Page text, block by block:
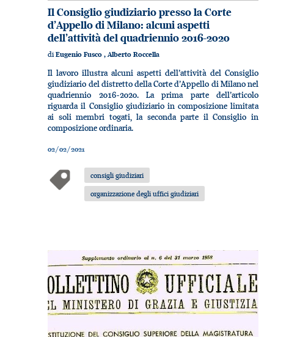
Il Consiglio giudiziario presso la Corte
d’Appello di Milano: alcuni aspetti
dell’attività del quadriennio 2016-2020
diEugenio Fusco,Alberto Roccella
Il lavoro illustra alcuni aspetti dell’attività del Consiglio
giudiziario del distretto della Corte d’Appello di Milano nel
quadriennio 2016-2020. La prima parte dell’articolo
riguarda il Consiglio giudiziario in composizione limitata
ai soli membri togati, la seconda parte il Consiglio in
composizione ordinaria.
02/02/2021
consigli giudiziari
organizzazione degli uffici giudiziari